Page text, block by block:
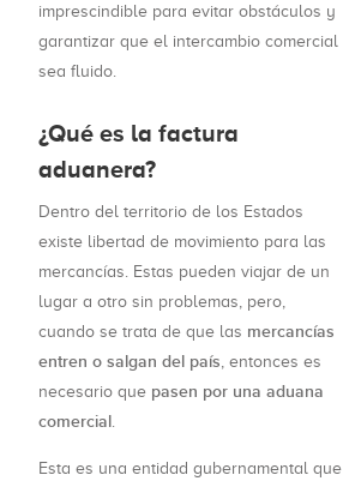
imprescindible para evitar obstáculos y
garantizar que el intercambio comercial
sea fluido.
¿Qué es la factura
aduanera?
Dentro del territorio de los Estados
existe libertad de movimiento para las
mercancías. Estas pueden viajar de un
lugar a otro sin problemas, pero,
cuando se trata de que las mercancías
entren o salgan del país , entonces es
necesario que pasen por una aduana
comercial
Esta es una entidad gubernamental que